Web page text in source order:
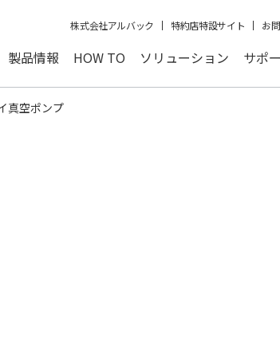
株式会社アルバック 特約店特設サイト お
製品情報 HOW TO ソリューション サポ
真空ポンプ